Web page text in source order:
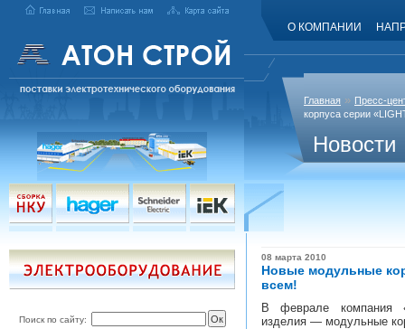
О КОМПАНИИ
Главная » Пресс-
корпуса серии
Новости
Поиск по сайту:
08 марта 2010
Новые модульные
всем!
В феврале компания
изделия — модульные